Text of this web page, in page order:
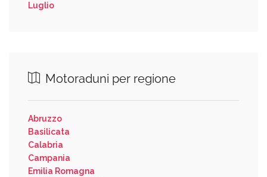
Luglio
Motoraduni per regione
Abruzzo
Basilicata
Calabria
Campania
Emilia Romagna